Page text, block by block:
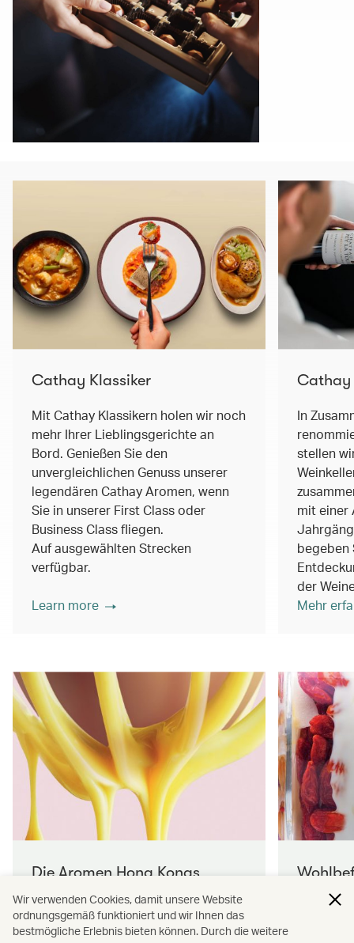
Cathay Klassiker
Mit Cathay Klassikern holen wir noch
mehr Ihrer Lieblingsgerichte an
Bord. Genießen Sie den
unvergleichlichen Genuss unserer
legendären Cathay Aromen, wenn
Sie in unserer First Class oder
Business Class fliegen.
Auf ausgewählten Strecken
verfügbar.
Learn more
Cathay
In
stellen
mit einer
begeben
der
Mehr
Die Aromen Hong Kongs
Auf unseren Flügen werden Ihnen
authentische, köstliche Snacks und
Wir verwenden Cookies, damit unsere Website
ordnungsgemäß funktioniert und wir Ihnen das
bestmögliche Erlebnis bieten können. Durch die weitere